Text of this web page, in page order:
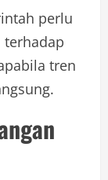
perlu
tren